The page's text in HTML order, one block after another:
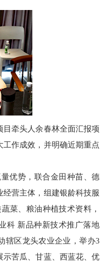
牵头人余春林全面汇报项
工作成效，并明确近期重点
优势，联合金田种苗、德
营主体，组建银龄科技服
菜、粮油种植技术资料，
科 新品种新技术推广落地
辖区龙头农业企业，举办3
苦瓜、甘蓝、西蓝花、优